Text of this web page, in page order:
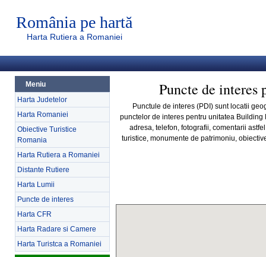
România pe hartă
Harta Rutiera a Romaniei
Meniu
Harta Judetelor
Harta Romaniei
Obiective Turistice
Romania
Harta Rutiera a Romaniei
Distante Rutiere
Harta Lumii
Puncte de interes
Harta CFR
Harta Radare si Camere
Harta Turistca a Romaniei
Puncte de interes
Punctule de interes (PDI) sunt locatii
punctelor de interes pentru unitatea
adresa, telefon, fotografii, comentarii
turistice, monumente de patrimoniu,